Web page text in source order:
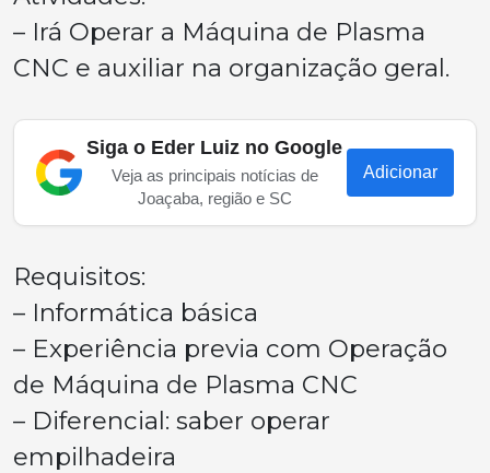
– Irá Operar a Máquina de Plasma
CNC e auxiliar na organização geral.
Siga o Eder Luiz no Google
Veja as principais notícias de
Joaçaba, região e SC
Adicionar
Requisitos:
– Informática básica
– Experiência previa com Operação
de Máquina de Plasma CNC
– Diferencial: saber operar
empilhadeira